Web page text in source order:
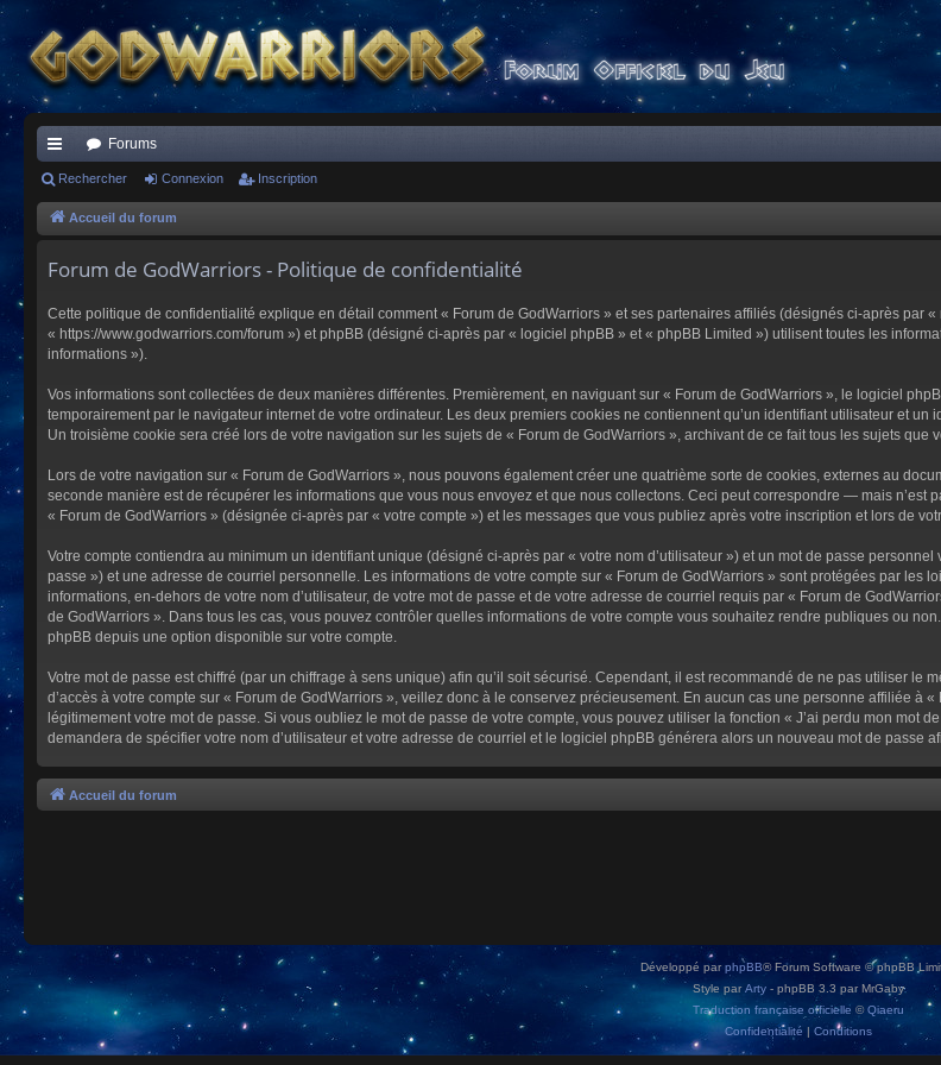
ac
co
s
Forums
Rechercher Connexion Inscription
Accueil du forum
Forum de GodWarriors - Politique de confidentialité
Cette politique de confidentialité explique en détail comment « Forum de GodWarriors » et ses partenaires affiliés (désignés ci-après par
« https://www.godwarriors.com/forum ») et phpBB (désigné ci-après par « logiciel phpBB » et « phpBB Limited ») utilisent toutes les
informations »).
Vos informations sont collectées de deux manières différentes. Premièrement, en naviguant sur « Forum de GodWarriors », le logiciel
temporairement par le navigateur internet de votre ordinateur. Les deux premiers cookies ne contiennent qu’un identifiant utilisateur et
Un troisième cookie sera créé lors de votre navigation sur les sujets de « Forum de GodWarriors », archivant de ce fait tous les sujets que
Lors de votre navigation sur « Forum de GodWarriors », nous pouvons également créer une quatrième sorte de cookies, externes au
seconde manière est de récupérer les informations que vous nous envoyez et que nous collectons. Ceci peut correspondre — mais
« Forum de GodWarriors » (désignée ci-après par « votre compte ») et les messages que vous publiez après votre inscription et lors de
Votre compte contiendra au minimum un identifiant unique (désigné ci-après par « votre nom d’utilisateur ») et un mot de passe
passe ») et une adresse de courriel personnelle. Les informations de votre compte sur « Forum de GodWarriors » sont protégées par
informations, en-dehors de votre nom d’utilisateur, de votre mot de passe et de votre adresse de courriel requis par « Forum de
de GodWarriors ». Dans tous les cas, vous pouvez contrôler quelles informations de votre compte vous souhaitez rendre publiques ou
phpBB depuis une option disponible sur votre compte.
Votre mot de passe est chiffré (par un chiffrage à sens unique) afin qu’il soit sécurisé. Cependant, il est recommandé de ne pas utiliser le
d’accès à votre compte sur « Forum de GodWarriors », veillez donc à le conservez précieusement. En aucun cas une personne affiliée à
légitimement votre mot de passe. Si vous oubliez le mot de passe de votre compte, vous pouvez utiliser la fonction « J’ai perdu mon mot
demandera de spécifier votre nom d’utilisateur et votre adresse de courriel et le logiciel phpBB générera alors un nouveau mot de passe
Accueil du forum
Développé parphpBB® Forum Software © phpBB
Style par Arty - phpBB 3.3 par MrGaby
Traduction française officielle ©Qiaeru
Confidentialité | Conditions